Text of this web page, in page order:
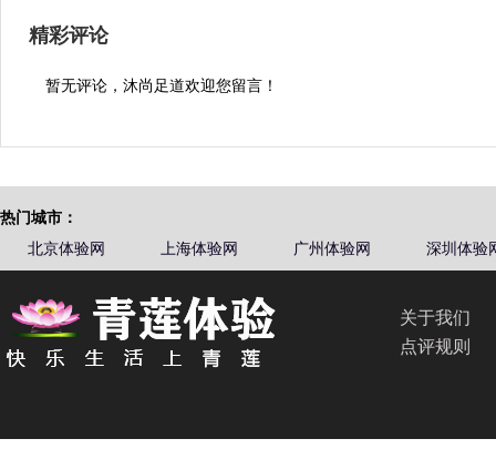
精彩评论
暂无评论，沐尚足道欢迎您留言！
热门城市：
北京体验网
上海体验网 广州体验网 深圳体验
关于我们
点评规则